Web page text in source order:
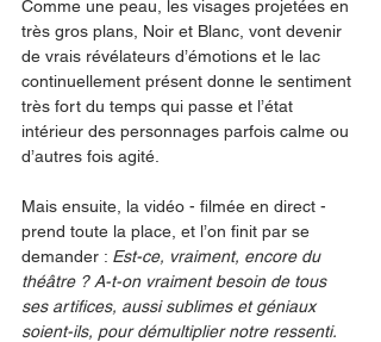
Comme une peau, les visages projetées en
très gros plans, Noir et Blanc, vont devenir
de vrais révélateurs d’émotions et le lac
continuellement présent donne le sentiment
très fort du temps qui passe et l’état
intérieur des personnages parfois calme ou
d’autres fois agité.
Mais ensuite, la vidéo - filmée en direct -
prend toute la place, et l’on finit par se
demander : Est-ce, vraiment, encore du
théâtre ? A-t-on vraiment besoin de tous
ses artifices, aussi sublimes et géniaux
soient-ils, pour démultiplier notre ressenti.